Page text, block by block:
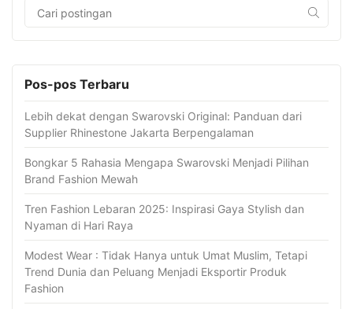
Pos-pos Terbaru
Lebih dekat dengan Swarovski Original: Panduan dari
Supplier Rhinestone Jakarta Berpengalaman
Bongkar 5 Rahasia Mengapa Swarovski Menjadi Pilihan
Brand Fashion Mewah
Tren Fashion Lebaran 2025: Inspirasi Gaya Stylish dan
Nyaman di Hari Raya
Modest Wear : Tidak Hanya untuk Umat Muslim, Tetapi
Trend Dunia dan Peluang Menjadi Eksportir Produk
Fashion